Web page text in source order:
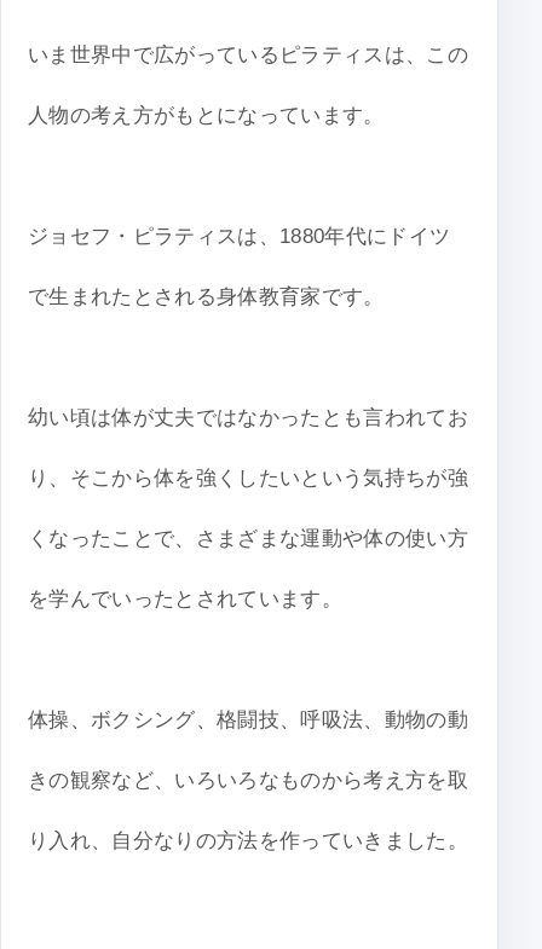
いま世界中で広がっているピラティスは、この
人物の考え方がもとになっています。
ジョセフ・ピラティスは、1880年代にドイツ
で生まれたとされる身体教育家です。
幼い頃は体が丈夫ではなかったとも言われてお
り、そこから体を強くしたいという気持ちが強
くなったことで、さまざまな運動や体の使い方
を学んでいったとされています。
体操、ボクシング、格闘技、呼吸法、動物の動
きの観察など、いろいろなものから考え方を取
り入れ、自分なりの方法を作っていきました。